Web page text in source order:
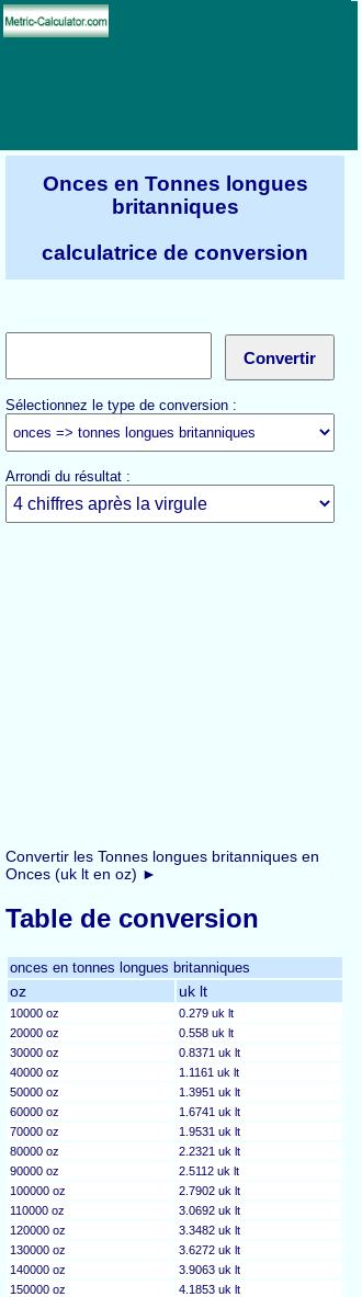
Onces en Tonnes longues
britanniques
calculatrice de conversion
Sélectionnez le type de conversion :
Arrondi du résultat :
Convertir les Tonnes longues britanniques en
Onces (uk lt en oz) ►
Table de conversion
onces en tonnes longues britanniques
oz uk lt
10000 oz
0.279 uk lt
20000 oz
0.558 uk lt
30000 oz
0.8371 uk lt
40000 oz
1.1161 uk lt
50000 oz
1.3951 uk lt
60000 oz
1.6741 uk lt
70000 oz
1.9531 uk lt
80000 oz
2.2321 uk lt
90000 oz
2.5112 uk lt
100000 oz
2.7902 uk lt
110000 oz
3.0692 uk lt
120000 oz
3.3482 uk lt
130000 oz
3.6272 uk lt
140000 oz
3.9063 uk lt
150000 oz
4.1853 uk lt